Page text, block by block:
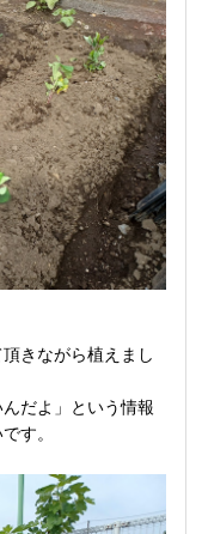
きながら植えまし
だよ」という情報
す。